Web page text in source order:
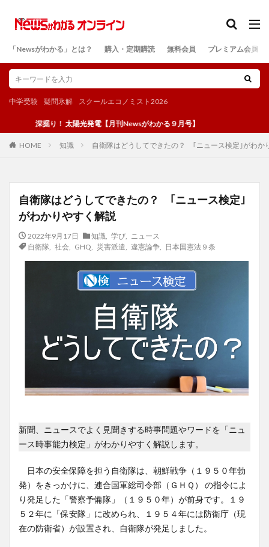
「Newsがわかる」とは？ 購入・定期購読 無料会員 プレミアム会員
中学受験 疑問氷解 スクールエコノミスト2026
掘り！ 太陽光発電【月刊Newsがわかる９月号】
HOME 知識 自衛隊はどうしてできたの？ ｢ニュース検定｣がわか
自衛隊はどうしてできたの？ ｢ニュース検定｣
がわかりやすく解説
2022年9月17日 知識 学び
ニュース
自衛隊
社会, GHQ 災害派遣 違憲論争, 日本国憲法９条
新聞、ニュースでよく見聞きする時事問題やワードを「ニュ
ース時事能力検定」がわかりやすく解説します。
日本の安全保障を担う自衛隊は、朝鮮戦争（１９５０年勃
発）をきっかけに、連合国軍総司令部（ＧＨＱ） の指令によ
り発足した「警察予備隊」（１９５０年）が前身です。１９
５２年に「保安隊」に改められ、１９５４年には防衛庁（現
在の防衛省）が設置され、自衛隊が発足しました。
検索